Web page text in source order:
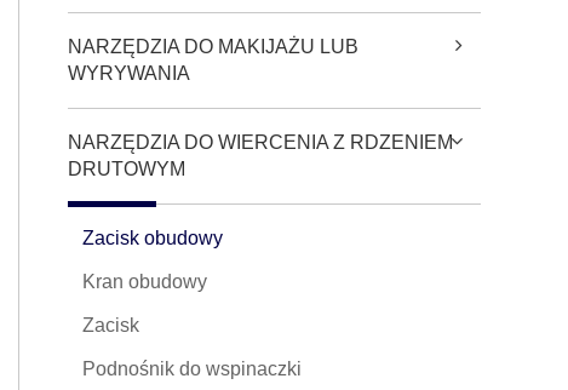
NARZĘDZIA DO MAKIJAŻU LUB
WYRYWANIA
NARZĘDZIA DO WIERCENIA Z RDZENIEM
DRUTOWYM
Zacisk obudowy
Kran obudowy
Zacisk
Podnośnik do wspinaczki